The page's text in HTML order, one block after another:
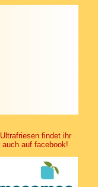
Ultrafriesen findet ihr
auch auf facebook!